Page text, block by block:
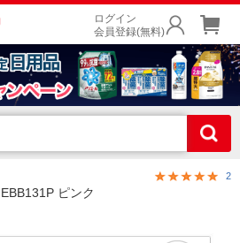
ログイン
会員登録(無料)
2
ピンク